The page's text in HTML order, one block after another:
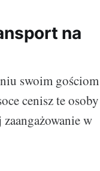
na
swoim gościom
cenisz te osoby
w